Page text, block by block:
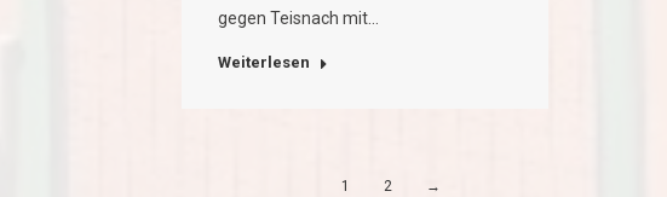
gegen Teisnach mit…
Weiterlesen
1 2 →